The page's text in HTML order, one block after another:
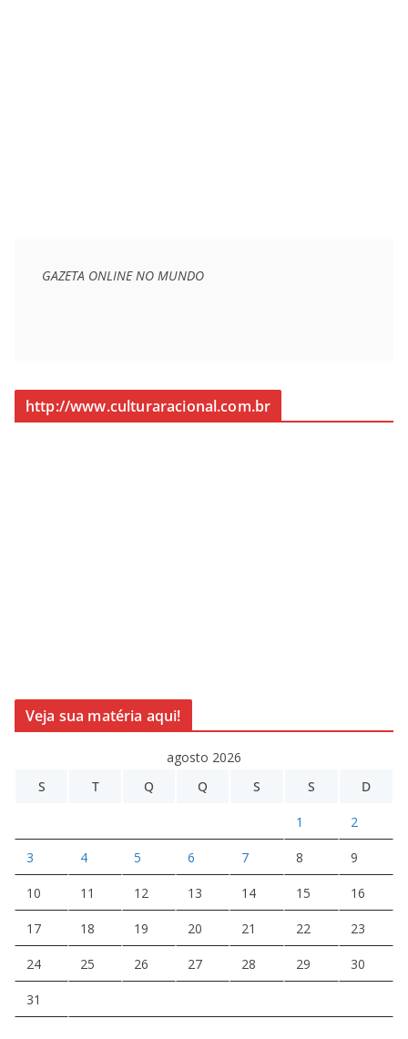
GAZETA ONLINE NO MUNDO
http://www.culturaracional.com.br
Veja sua matéria aqui!
agosto 2026
S
T Q Q S S D
1 2
3 4 5 6 7 8 9
10 11 12 13 14 15 16
17 18 19 20 21 22 23
24 25 26 27 28 29 30
31